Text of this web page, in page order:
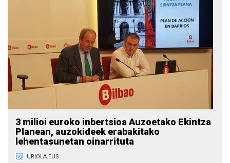
3 milioi euroko inbertsioa Auzoetako Ekintza
Planean, auzokideek erabakitako
lehentasunetan oinarrituta
URIOLA.EUS